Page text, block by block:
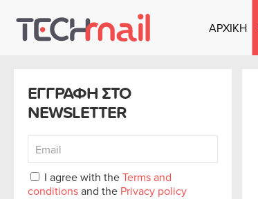
Skip to main content
ΑΡΧΙΚΗ
ΕΓΓΡΑΦΗ ΣΤΟ
NEWSLETTER
I agree with theTerms and
conditionsand the Privacy policy